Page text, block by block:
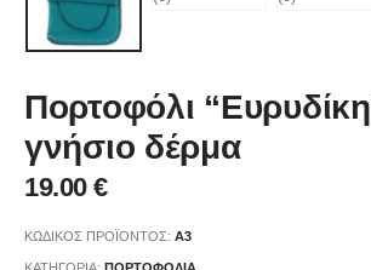
Πορτοφόλι
γνήσιο δέρμα
19.00€
ΚΩΔΙΚΌΣ ΠΡΟΪΌΝΤΟΣ: A3